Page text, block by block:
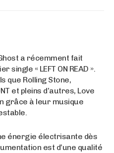
a récemment fait
« LEFT ON READ ».
que Rolling Stone,
et pleins d’autres, Love
grâce à leur musique
énergie électrisante dès
est d’une qualité